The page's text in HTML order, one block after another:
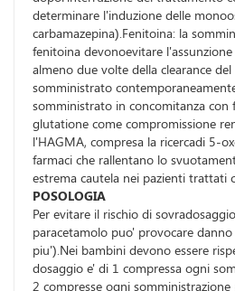
determinare l'induzione delle
carbamazepina).Fenitoina: la
fenitoina devonoevitare
almeno due volte della clearance
somministrato
somministrato in concomitanza con
glutatione come compromissione
l'HAGMA, compresa la ricercadi 5-
farmaci che rallentano lo
estrema cautela nei pazienti trattati
POSOLOGIA
Per evitare il rischio di
paracetamolo puo' provocare
piu').Nei bambini devono essere
dosaggio e' di 1 compressa ogni
2 compresse ogni